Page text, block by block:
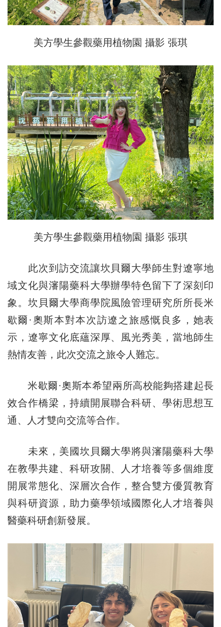
美方學生參觀藥用植物園 攝影 張琪
美方學生參觀藥用植物園 攝影 張琪
此次到訪交流讓坎貝爾大學師生對遼寧地
域文化與瀋陽藥科大學辦學特色留下了深刻印
象。坎貝爾大學商學院風險管理研究所所長米
歇爾·奧斯本對本次訪遼之旅感慨良多，她表
示，遼寧文化底蘊深厚、風光秀美，當地師生
熱情友善，此次交流之旅令人難忘。
米歇爾·奧斯本希望兩所高校能夠搭建起長
效合作橋梁，持續開展聯合科研、學術思想互
通、人才雙向交流等合作。
未來，美國坎貝爾大學將與瀋陽藥科大學
在教學共建、科研攻關、人才培養等多個維度
開展常態化、深層次合作，整合雙方優質教育
與科研資源，助力藥學領域國際化人才培養與
醫藥科研創新發展。